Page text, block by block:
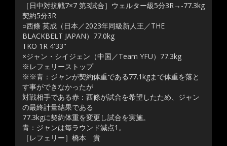
［日中対抗戦7×7 第3試合］ウェルター級5分3R→-77.3kg
契約5分3R
○西條 英成（日本／2023年同級新人王／THE
BLACKBELT JAPAN）77.0kg
TKO 1R 4'33"
×ジャン・シイジェン（中国／Team YFU）77.3kg
※レフェリーストップ
※※青：ジャンが契約体重である77.1kgまで体重を落と
す事ができなかったが
対戦相手である赤：西條が試合を希望したため、ジャン
の最終計量結果である
77.3kgに契約体重を変更し試合を実施。
青：ジャンは毎ラウンド減点1。
［レフェリー］橋本 貴